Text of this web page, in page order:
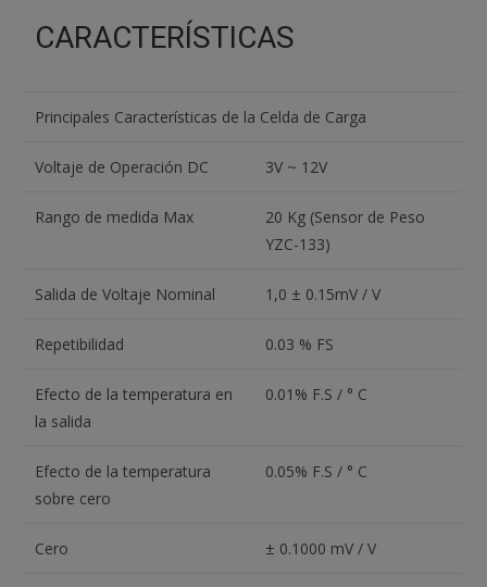
CARACTERÍSTICAS
Principales Características de la Celda de Carga
Voltaje de Operación DC 3V ~ 12V
Rango de medida Max
20 Kg (Sensor de Peso
YZC-133)
Salida de Voltaje Nominal 1,0 ± 0.15mV / V
Repetibilidad 0.03 % FS
Efecto de la temperatura en
la salida
0.01% F.S / ° C
Efecto de la temperatura
sobre cero
0.05% F.S / ° C
Cero ± 0.1000 mV / V